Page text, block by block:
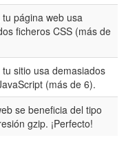
tu página web usa
ficheros CSS (más de
tu sitio usa demasiados
(más de 6).
se beneficia del tipo
gzip. ¡Perfecto!